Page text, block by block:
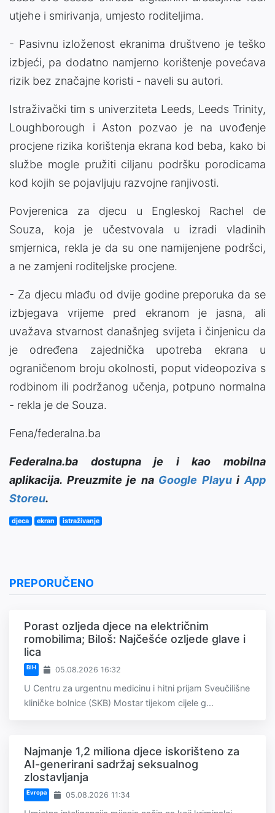
utjehe i smirivanja, umjesto roditeljima.
- Pasivnu izloženost ekranima društveno je teško
izbjeći, pa dodatno namjerno korištenje povećava
rizik bez značajne koristi - naveli su autori.
Istraživački tim s univerziteta Leeds, Leeds Trinity,
Loughborough i Aston pozvao je na uvođenje
procjene rizika korištenja ekrana kod beba, kako bi
službe mogle pružiti ciljanu podršku porodicama
kod kojih se pojavljuju razvojne ranjivosti.
Povjerenica za djecu u Engleskoj Rachel de
Souza, koja je učestvovala u izradi vladinih
smjernica, rekla je da su one namijenjene podršci,
a ne zamjeni roditeljske procjene.
- Za djecu mlađu od dvije godine preporuka da se
izbjegava vrijeme pred ekranom je jasna, ali
uvažava stvarnost današnjeg svijeta i činjenicu da
je određena zajednička upotreba ekrana u
ograničenom broju okolnosti, poput videopoziva s
rodbinom ili podržanog učenja, potpuno normalna
- rekla je de Souza.
Fena/federalna.ba
Federalna.ba dostupna je i kao mobilna
aplikacija. Preuzmite je na Google PlayuiApp
Storeu.
djeca ekran istraživanje
PREPORUČENO
Porast ozljeda djece na električnim
romobilima; Biloš: Najčešće ozljede glave i
lica
BiH 05.08.2026 16:32
U Centru za urgentnu medicinu i hitni prijam Sveučilišne
kliničke bolnice (SKB) Mostar tijekom cijele g...
Najmanje 1,2 miliona djece iskorišteno za
AI-generirani sadržaj seksualnog
zlostavljanja
Evropa 05.08.2026 11:34